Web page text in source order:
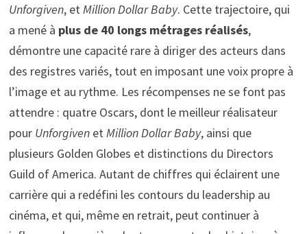
Unforgiven, et Million Dollar Baby. Cette trajectoire, qui
a mené à plus de 40 longs métrages réalisés,
démontre une capacité rare à diriger des acteurs dans
des registres variés, tout en imposant une voix propre à
l’image et au rythme. Les récompenses ne se font pas
attendre : quatre Oscars, dont le meilleur réalisateur
pour Unforgivenet Million Dollar Baby, ainsi que
plusieurs Golden Globes et distinctions du Directors
Guild of America. Autant de chiffres qui éclairent une
carrière qui a redéfini les contours du leadership au
cinéma, et qui, même en retrait, peut continuer à